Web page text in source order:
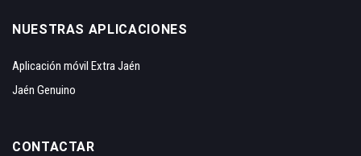
NUESTRAS APLICACIONES
Aplicación móvil Extra Jaén
Jaén Genuino
CONTACTAR